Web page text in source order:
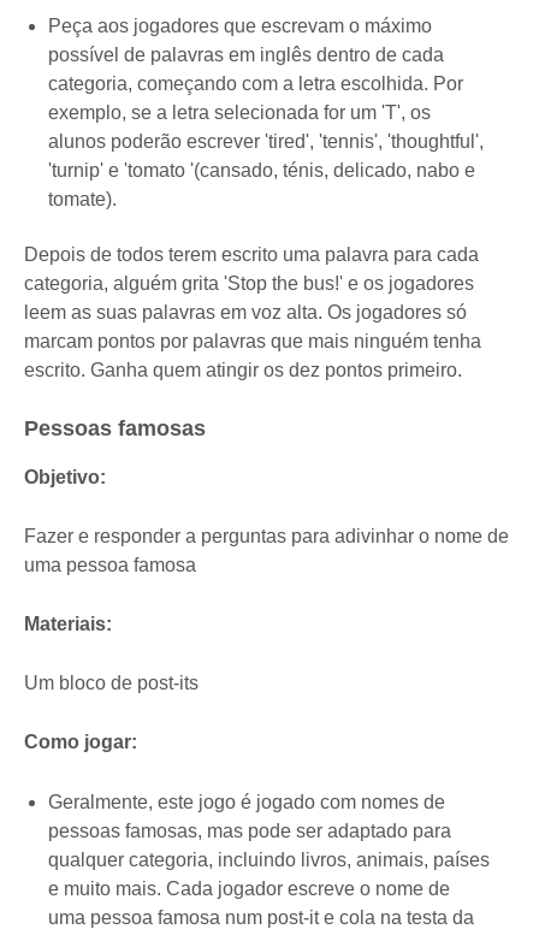
Peça aos jogadores que escrevam o máximo
possível de palavras em inglês dentro de cada
categoria, começando com a letra escolhida. Por
exemplo, se a letra selecionada for um 'T', os
alunos poderão escrever 'tired', 'tennis', 'thoughtful',
'turnip' e 'tomato '(cansado, ténis, delicado, nabo e
tomate).
Depois de todos terem escrito uma palavra para cada
categoria, alguém grita 'Stop the bus!' e os jogadores
leem as suas palavras em voz alta. Os jogadores só
marcam pontos por palavras que mais ninguém tenha
escrito. Ganha quem atingir os dez pontos primeiro.
Pessoas famosas
Objetivo:
Fazer e responder a perguntas para adivinhar o nome de
uma pessoa famosa
Materiais:
Um bloco de post-its
Como jogar:
Geralmente, este jogo é jogado com nomes de
pessoas famosas, mas pode ser adaptado para
qualquer categoria, incluindo livros, animais, países
e muito mais. Cada jogador escreve o nome de
uma pessoa famosa num post-it e cola na testa da